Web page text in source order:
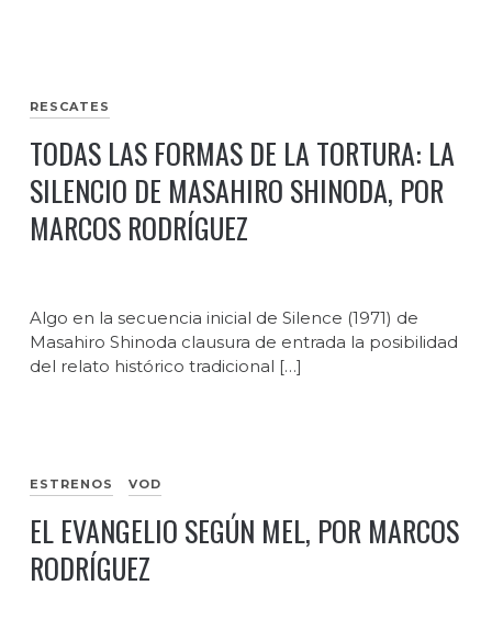
RESCATES
TODAS LAS FORMAS DE LA TORTURA: LA
SILENCIO DE MASAHIRO SHINODA, POR
MARCOS RODRÍGUEZ
Algo en la secuencia inicial de Silence (1971) de
Masahiro Shinoda clausura de entrada la posibilidad
del relato histórico tradicional […]
ESTRENOS VOD
EL EVANGELIO SEGÚN MEL, POR MARCOS
RODRÍGUEZ